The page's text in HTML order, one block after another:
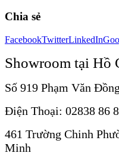
Chia sẻ
FacebookTwitterLinkedIn
Showroom tại Hồ
Số 919 Phạm Văn
Điện Thoại: 02838 86
461 Trường Chinh
Minh